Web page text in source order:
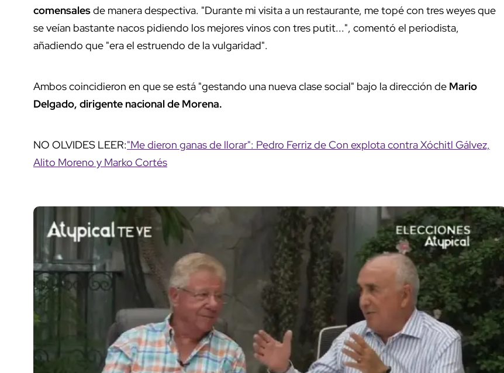
comensalesde manera despectiva. "Durante mi visita a un restaurante, me topé con tres weyes que
se veían bastante nacos pidiendo los mejores vinos con tres putit...", comentó el periodista,
añadiendo que "era el estruendo de la vulgaridad".
Ambos coincidieron en que se está "gestando una nueva clase social" bajo la dirección de Mario
Delgado, dirigente nacional de Morena.
NO OLVIDES LEER:"Me dieron ganas de llorar": Pedro Ferriz de Con explota contra Xóchitl Gálvez,
Alito Moreno y Marko Cortés